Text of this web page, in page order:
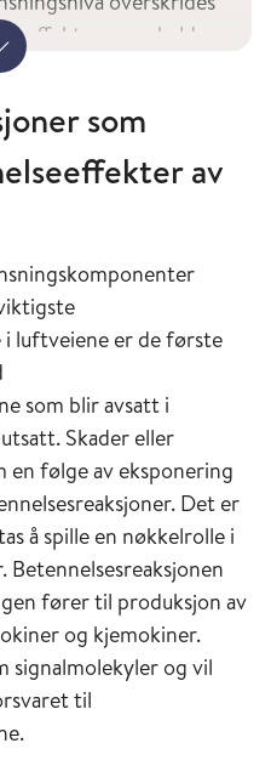
effekter som skyldes
vil si at organismen
og tegn på
grupper av
lavere
øvrige befolkningen.
på at
påvises i
studier rapporteres
mot
tilfeller også om
vil si at økning i
For
regnes det vanligvis
grense (terskel)
lenger er stor nok til
avtar altså
ned mot
mer
som
av
i luftveiene er de første
som blir avsatt i
Skader eller
en følge av eksponering
Det er
å spille en nøkkelrolle i
fører til produksjon av
og kjemokiner.
signalmolekyler og vil
til